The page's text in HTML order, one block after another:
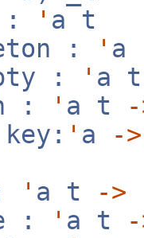
: ' a t
: ' a
: ' a
: ' a t
' a ->
' a t ->
: ' a t